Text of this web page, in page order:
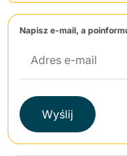
Napisz e-mail, a
Wyślij